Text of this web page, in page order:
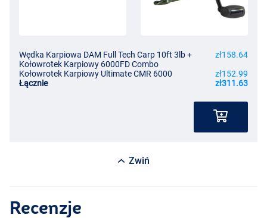
Wędka Karpiowa DAM Full Tech Carp 10ft 3lb +
Kołowrotek Karpiowy 6000FD Combo
zł158.64
Kołowrotek Karpiowy Ultimate CMR 6000
zł152.99
Łącznie
zł311.63
Zwiń
Recenzje